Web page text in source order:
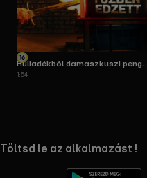
Hulladékból damaszkuszi penge
- 10. évad | Részlet
1:54
RTL+ useful links.
Töltsd le az alkalmazást !